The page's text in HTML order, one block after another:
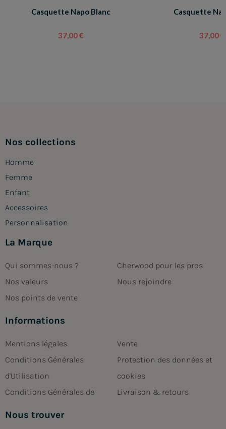
Casquette Napo Blanc
37,00 €
Casquette
37,00 €
Nos collections
Homme
Femme
Enfant
Accessoires
Personnalisation
La Marque
Qui sommes-nous ?
Nos valeurs
Nos points de vente
Cherwood pour les pros
Nous rejoindre
Informations
Mentions légales
Conditions Générales
d'Utilisation
Conditions Générales de
Vente
Protection des données et
cookies
Livraison & retours
Nous trouver